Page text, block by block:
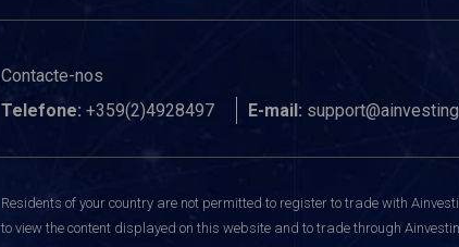
Contacte-nos
Telefone: +359(2)4928497 E-mail:
Residents of your country are not permitted to register to trade with
to view the content displayed on this website and to trade through